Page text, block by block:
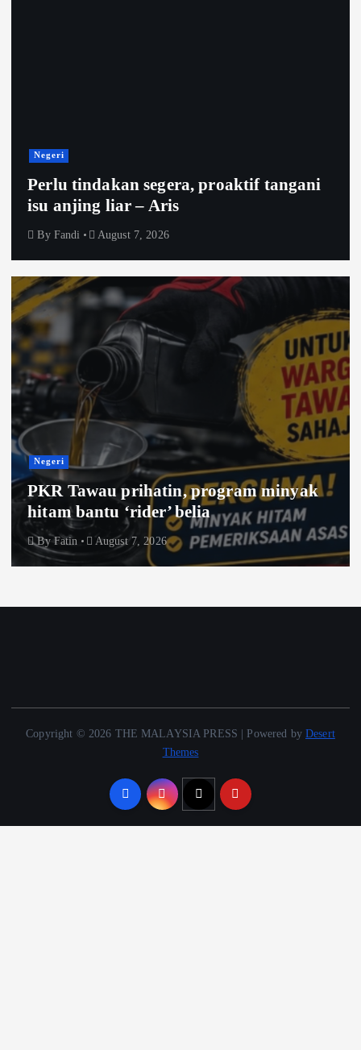
Negeri
Perlu tindakan segera, proaktif tangani
isu anjing liar – Aris
By Fandi August 7, 2026
Negeri
PKR Tawau prihatin, program minyak
hitam bantu ‘rider’ belia
ByFatin August 7, 2026
Copyright © 2026 THE MALAYSIA PRESS | Powered byDesert
Themes